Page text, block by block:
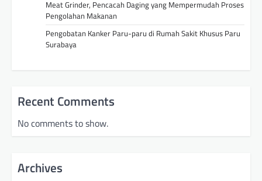
Meat Grinder, Pencacah Daging yang Mempermudah Proses
Pengolahan Makanan
Pengobatan Kanker Paru-paru di Rumah Sakit Khusus Paru
Surabaya
Recent Comments
No comments to show.
Archives